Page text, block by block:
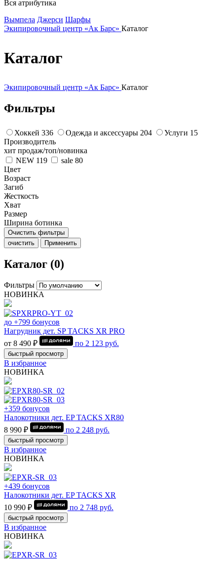
Вся атрибутика
Вымпела Джерси Шарфы
Экипировочный центр «Ак Барс» Каталог
Каталог
Экипировочный центр «Ак Барс» Каталог
Фильтры
Хоккей 336 Одежда и аксессуары 204 Услуги 15
Производитель
хит продаж/топ/новинка
NEW 119 sale 80
Цвет
Возраст
Загиб
Жесткость
Хват
Размер
Ширина ботинка
Очистить фильтры
очистить
Применить
Каталог (0)
Фильтры
НОВИНКА
до +799 бонусов
Нагрудник дет. SP TACKS XR PRO
от 8 490 ₽
по 2 123 руб.
быстрый просмотр
В избранное
НОВИНКА
+359 бонусов
Налокотники дет. EP TACKS XR80
8 990 ₽
по 2 248 руб.
быстрый просмотр
В избранное
НОВИНКА
+439 бонусов
Налокотники дет. EP TACKS XR
10 990 ₽
по 2 748 руб.
быстрый просмотр
В избранное
НОВИНКА